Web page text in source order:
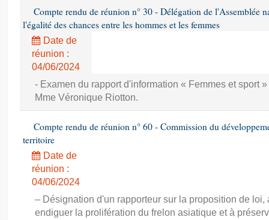
Compte rendu de réunion n° 30 - Délégation de l'Assemblée
l'égalité des chances entre les hommes et les femmes
Date de
réunion :
04/06/2024
- Examen du rapport d'information « Femmes et sport
Mme Véronique Riotton.
Compte rendu de réunion n° 60 - Commission du
territoire
Date de
réunion :
04/06/2024
– Désignation d'un rapporteur sur la proposition de loi,
endiguer la prolifération du frelon asiatique et à